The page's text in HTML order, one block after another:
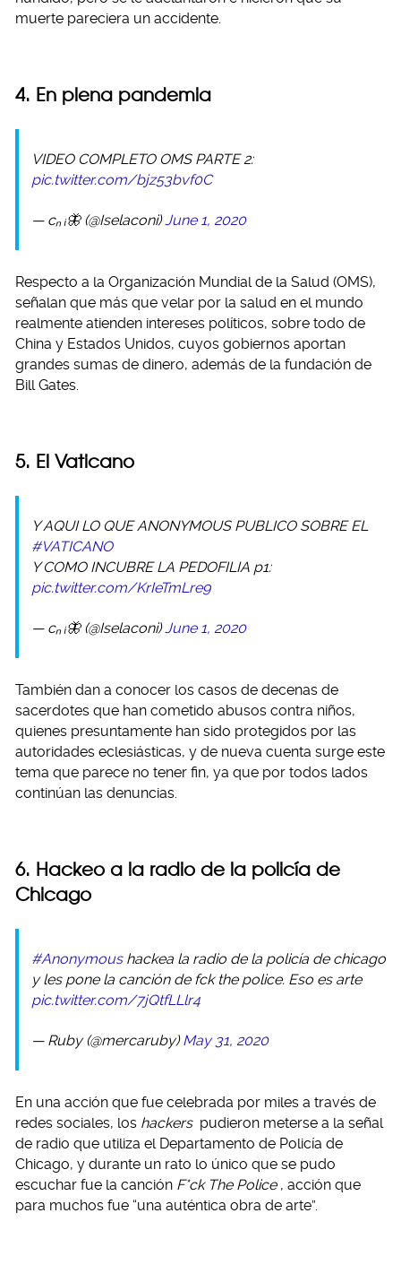
muerte pareciera un accidente.
4. En plena pandemia
VIDEO COMPLETO OMS PARTE 2:
pic.twitter.com/bjz53bvf0C
— cₙ ᵢ🦋 (@Iselaconi)June 1, 2020
Respecto a la Organización Mundial de la Salud (OMS),
señalan que más que velar por la salud en el mundo
realmente atienden intereses políticos, sobre todo de
China y Estados Unidos, cuyos gobiernos aportan
grandes sumas de dinero, además de la fundación de
Bill Gates.
5. El Vaticano
Y AQUI LO QUE ANONYMOUS PUBLICO SOBRE EL
#VATICANO
Y COMO INCUBRE LA PEDOFILIA p1:
pic.twitter.com/KrIeTmLre9
— cₙ ᵢ🦋 (@Iselaconi)June 1, 2020
También dan a conocer los casos de decenas de
sacerdotes que han cometido abusos contra niños,
quienes presuntamente han sido protegidos por las
autoridades eclesiásticas, y de nueva cuenta surge este
tema que parece no tener fin, ya que por todos lados
continúan las denuncias.
6. Hackeo a la radio de la policía de
Chicago
#Anonymoushackea la radio de la policía de chicago
y les pone la canción de fck the police. Eso es arte
pic.twitter.com/7jQtfLLlr4
— Ruby (@mercaruby)May 31, 2020
En una acción que fue celebrada por miles a través de
redes sociales, los hackers pudieron meterse a la señal
de radio que utiliza el Departamento de Policía de
Chicago, y durante un rato lo único que se pudo
escuchar fue la canción F*ck The Police , acción que
para muchos fue “una auténtica obra de arte”.